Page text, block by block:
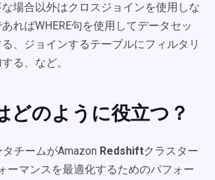
場合以外はクロスジョインを使用しな
ればWHERE句を使用してデータセッ
る、ジョインするテーブルにフィルタリ
る、など。
どのように役立つ？
チームがAmazon Redshiftクラスター
ーマンスを最適化するためのパフォー